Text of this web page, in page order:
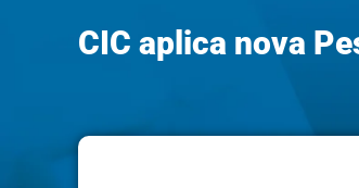
CIC aplica nova